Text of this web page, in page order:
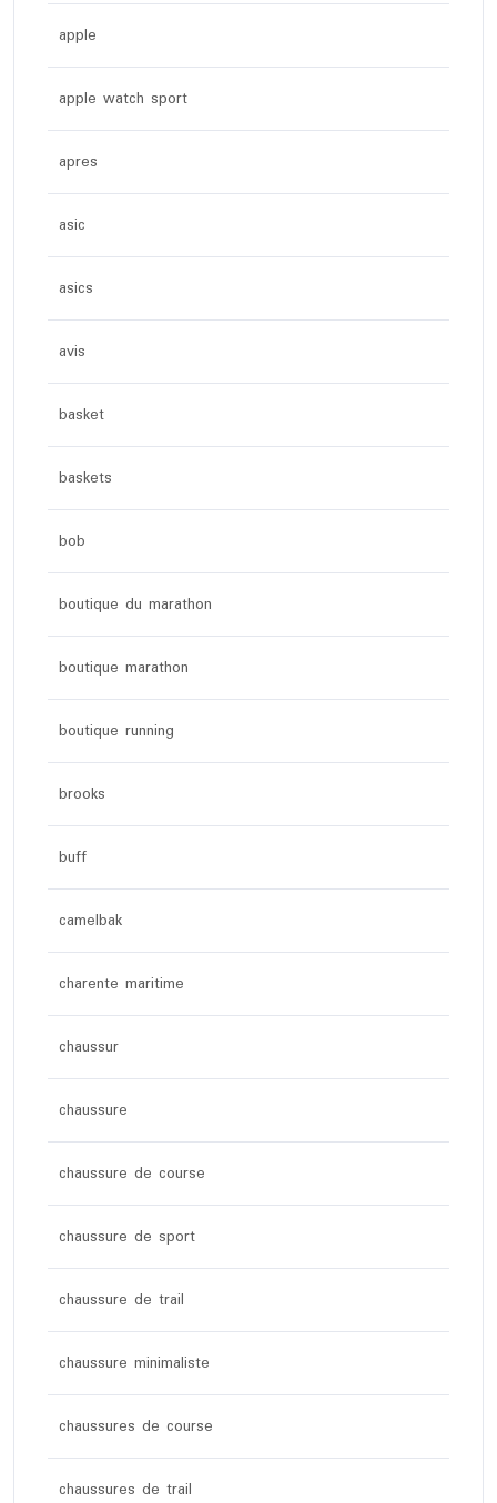
apple
apple watch sport
apres
asic
asics
avis
basket
baskets
bob
boutique du marathon
boutique marathon
boutique running
brooks
buff
camelbak
charente maritime
chaussur
chaussure
chaussure de course
chaussure de sport
chaussure de trail
chaussure minimaliste
chaussures de course
chaussures de trail